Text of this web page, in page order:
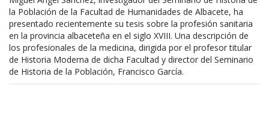
la Población de la Facultad de Humanidades de Albacete, ha
presentado recientemente su tesis sobre la profesión sanitaria
en la provincia albaceteña en el siglo XVIII. Una descripción de
los profesionales de la medicina, dirigida por el profesor titular
de Historia Moderna de dicha Facultad y director del Seminario
de Historia de la Población, Francisco García.